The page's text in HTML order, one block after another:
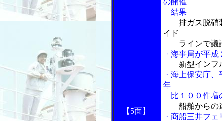
【5面】
の開催
結果
排ガス脱硝
イド
ラインで議
・海事局が平
新型インフ
・海上保安庁
年
比１００件増
船舶からの
・商船三井フ